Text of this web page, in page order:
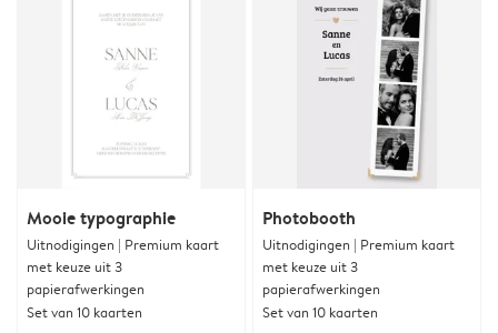
Mooie typographie
Uitnodigingen | Premium kaart
met keuze uit 3
papierafwerkingen
Set van 10 kaarten
Photobooth
Uitnodigingen | Premium kaart
met keuze uit 3
papierafwerkingen
Set van 10 kaarten